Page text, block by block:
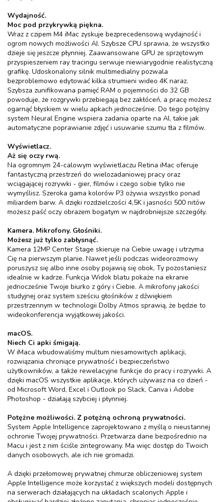
Wydajność.
Moc pod przykrywką piękna.
Wraz z czipem M4 iMac zyskuje bezprecedensową wydajność i
ogrom nowych możliwości AI. Szybsze CPU sprawia, że wszystko
dzieje się jeszcze płynniej. Zaawansowane GPU ze sprzętowym
przyspieszeniem ray tracingu serwuje niewiarygodnie realistyczną
grafikę. Udoskonalony silnik multimedialny pozwala
bezproblemowo edytować kilka strumieni wideo 4K naraz.
Szybsza zunifikowana pamięć RAM o pojemności do 32 GB
powoduje, że rozgrywki przebiegają bez zakłóceń, a pracę możesz
ogarnąć błyskiem w wielu apkach jednocześnie. Do tego potężny
system Neural Engine wspiera zadania oparte na AI, takie jak
automatyczne poprawianie zdjęć i usuwanie szumu tła z filmów.
Wyświetlacz.
Aż się oczy rwą.
Na ogromnym 24-calowym wyświetlaczu Retina iMac oferuje
fantastyczną przestrzeń do wielozadaniowej pracy oraz
wciągającej rozrywki - gier, filmów i czego sobie tylko nie
wymyślisz. Szeroka gama kolorów P3 ożywia wszystko ponad
miliardem barw. A dzięki rozdzielczości 4,5K i jasności 500 nitów
możesz paść oczy obrazem bogatym w najdrobniejsze szczegóły.
Kamera. Mikrofony. Głośniki.
Możesz już tylko zabłysnąć.
Kamera 12MP Center Stage skieruje na Ciebie uwagę i utrzyma
Cię na pierwszym planie. Nawet jeśli podczas wideorozmowy
poruszysz się albo inne osoby pojawią się obok, Ty pozostaniesz
idealnie w kadrze. Funkcja Widok blatu pokaże na ekranie
jednocześnie Twoje biurko z góry i Ciebie. A mikrofony jakości
studyjnej oraz system sześciu głośników z dźwiękiem
przestrzennym w technologii Dolby Atmos sprawią, że będzie to
wideokonferencja wyjątkowej jakości.
macOS.
Niech Ci apki śmigają.
W iMaca wbudowaliśmy multum niesamowitych aplikacji,
rozwiązania chroniące prywatność i bezpieczeństwo
użytkowników, a także rewelacyjne funkcje do pracy i rozrywki. A
dzięki macOS wszystkie aplikacje, których używasz na co dzień -
od Microsoft Word, Excel i Outlook po Slack, Canva i Adobe
Photoshop - działają szybciej i płynniej.
Potężne możliwości. Z potężną ochroną prywatności.
System Apple Intelligence zaprojektowano z myślą o nieustannej
ochronie Twojej prywatności. Przetwarza dane bezpośrednio na
Macu i jest z nim ściśle zintegrowany. Ma więc dostęp do Twoich
danych osobowych, ale ich nie gromadzi.
A dzięki przełomowej prywatnej chmurze obliczeniowej system
Apple Intelligence może korzystać z większych modeli dostępnych
na serwerach działających na układach scalonych Apple i